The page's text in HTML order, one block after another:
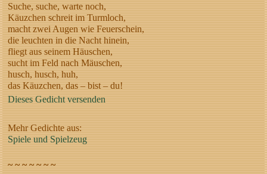
Suche, suche, warte noch,
Käuzchen schreit im Turmloch,
macht zwei Augen wie Feuerschein,
die leuchten in die Nacht hinein,
fliegt aus seinem Häuschen,
sucht im Feld nach Mäuschen,
husch, husch, huh,
das Käuzchen, das – bist – du!
Dieses Gedicht versenden
Mehr Gedichte aus:
Spiele und Spielzeug
~ ~ ~ ~ ~ ~ ~